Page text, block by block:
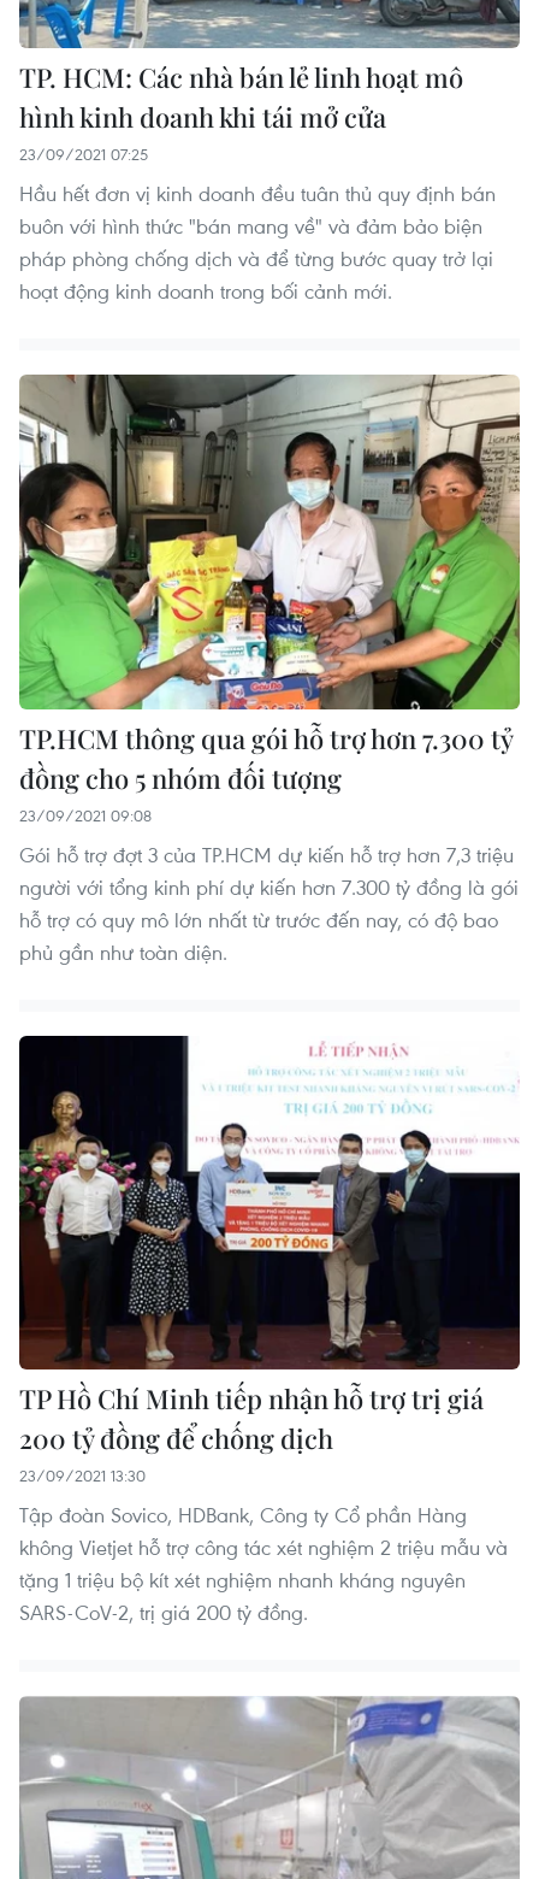
TP. HCM: Các nhà bán lẻ linh hoạt mô
hình kinh doanh khi tái mở cửa
23/09/2021 07:25
Hầu hết đơn vị kinh doanh đều tuân thủ quy định bán
buôn với hình thức "bán mang về" và đảm bảo biện
pháp phòng chống dịch và để từng bước quay trở lại
hoạt động kinh doanh trong bối cảnh mới.
TP.HCM thông qua gói hỗ trợ hơn 7.300 tỷ
đồng cho 5 nhóm đối tượng
23/09/2021 09:08
Gói hỗ trợ đợt 3 của TP.HCM dự kiến hỗ trợ hơn 7,3 triệu
người với tổng kinh phí dự kiến hơn 7.300 tỷ đồng là gói
hỗ trợ có quy mô lớn nhất từ trước đến nay, có độ bao
phủ gần như toàn diện.
TP Hồ Chí Minh tiếp nhận hỗ trợ trị giá
200 tỷ đồng để chống dịch
23/09/2021 13:30
Tập đoàn Sovico, HDBank, Công ty Cổ phần Hàng
không Vietjet hỗ trợ công tác xét nghiệm 2 triệu mẫu và
tặng 1 triệu bộ kít xét nghiệm nhanh kháng nguyên
SARS-CoV-2, trị giá 200 tỷ đồng.